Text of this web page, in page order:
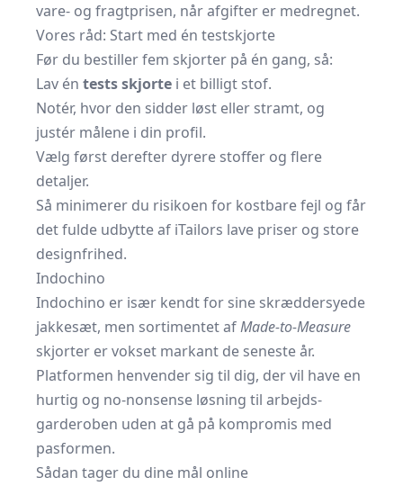
vare- og fragtprisen, når afgifter er medregnet.
Vores råd: Start med én testskjorte
Før du bestiller fem skjorter på én gang, så:
Lav én tests skjorte i et billigt stof.
Notér, hvor den sidder løst eller stramt, og
justér målene i din profil.
Vælg først derefter dyrere stoffer og flere
detaljer.
Så minimerer du risikoen for kostbare fejl og får
det fulde udbytte af iTailors lave priser og store
designfrihed.
Indochino
Indochino er især kendt for sine skræddersyede
jakkesæt, men sortimentet afMade-to-Measure
skjorter er vokset markant de seneste år.
Platformen henvender sig til dig, der vil have en
hurtig og no-nonsense løsning til arbejds­
garderoben uden at gå på kompromis med
pasformen.
Sådan tager du dine mål online